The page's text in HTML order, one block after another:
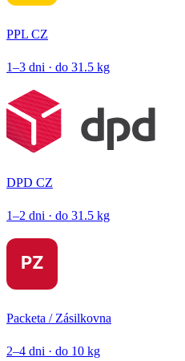
PPL CZ
1–3 dni · do 31.5 kg
DPD CZ
1–2 dni · do 31.5 kg
Packeta / Zásilkovna
2–4 dni · do 10 kg